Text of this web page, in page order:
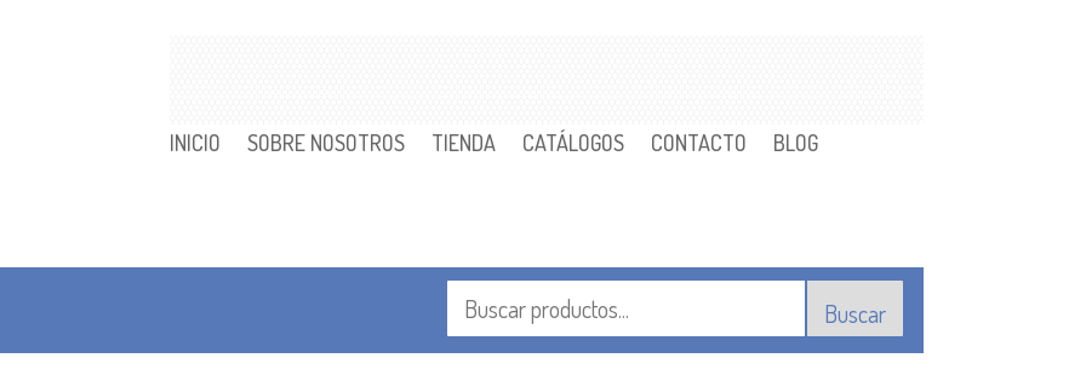
INICIO SOBRE NOSOTROS TIENDA CATÁLOGOS CONTACTO BLOG
Buscar